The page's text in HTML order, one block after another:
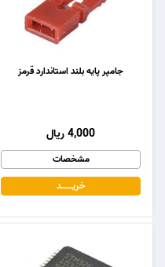
جامپر پایه بلند استاندارد قرمز
4,000 ریال
مشخصات
خریـــــــد